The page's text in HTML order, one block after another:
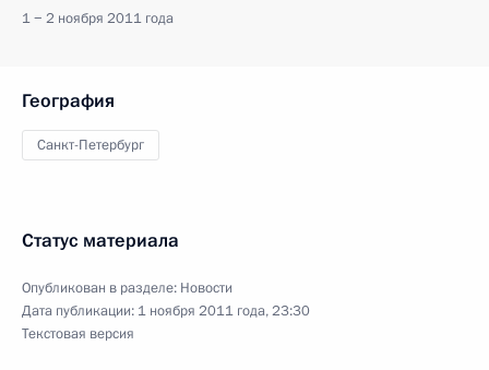
1 − 2 ноября 2011 года
География
Санкт-Петербург
Статус материала
Опубликован в разделе: Новости
Дата публикации: 1 ноября 2011 года, 23:30
Текстовая версия